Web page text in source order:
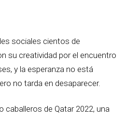
sociales cientos de
su creatividad por el encuentro
y la esperanza no está
no tarda en desaparecer.
caballeros de Qatar 2022, una